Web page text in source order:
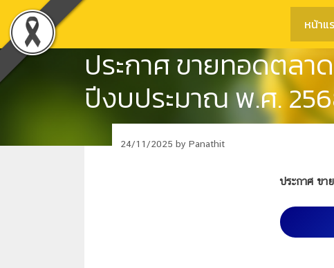
content
หน้าแ
ประกาศ ขายทอดตล
ปีงบประมาณ พ.ศ.
24/11/2025 by Panathit
ประกาศ ข